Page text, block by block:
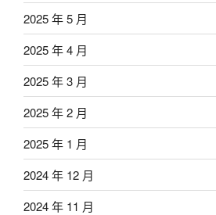
2025 年 5 月
2025 年 4 月
2025 年 3 月
2025 年 2 月
2025 年 1 月
2024 年 12 月
2024 年 11 月